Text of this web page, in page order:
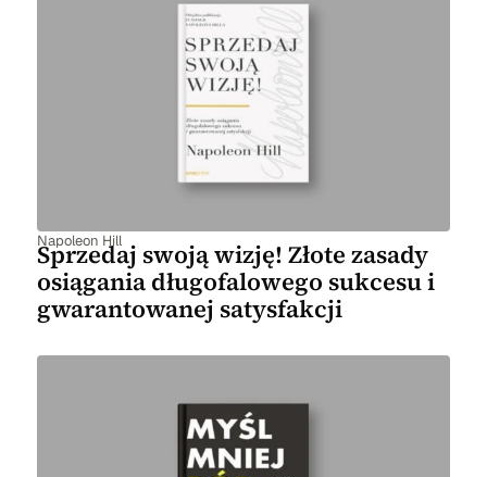
Napoleon Hill
Sprzedaj swoją wizję! Złote zasady
osiągania długofalowego sukcesu i
gwarantowanej satysfakcji